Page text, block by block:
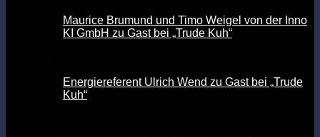
Maurice Brumund und Timo Weigel von der Inno
KI GmbH zu Gast bei „Trude Kuh“
Energiereferent Ulrich Wend zu Gast bei „Trude
Kuh“